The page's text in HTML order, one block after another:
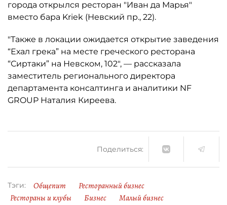
города открылся ресторан "Иван да Марья"
вместо бара Kriek (Невский пр., 22).
"Также в локации ожидается открытие заведения
“Ехал грека” на месте греческого ресторана
“Сиртаки” на Невском, 102", — рассказала
заместитель регионального директора
департамента консалтинга и аналитики NF
GROUP Наталия Киреева.
Поделиться:
Тэги: Общепит
Ресторанный бизнес
Рестораны и клубы
Бизнес
Малый бизнес